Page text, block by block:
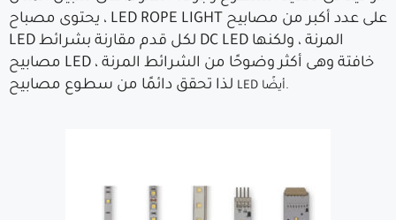
، يحتوى مصباح LED ROPE LIGHT على عدد أكبر من مصابيح
LED لكل قدم مقارنة بشرائط DC LED المرنة ، ولكنها
مصابيح LED خافتة وهى أكثر وضوحًا من الشرائط المرنة ،
لذا تحقق دائمًا من سطوع مصابيح
LED أيضًا.